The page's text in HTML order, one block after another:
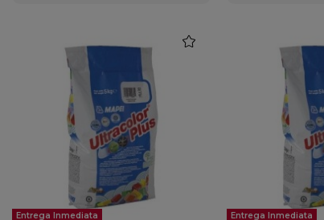
Entrega Inmediata
favorite
Entrega Inmediata